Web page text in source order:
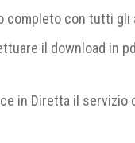
il destino dei
OCSE efficaci dal
pari al 30% (per il
completo con tutti gli
il download in
in Diretta il servizio